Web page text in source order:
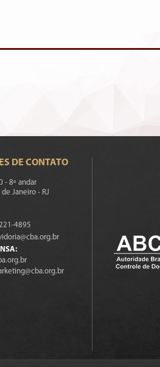
DE CONTATO
- 8º andar
Janeiro - RJ
4895